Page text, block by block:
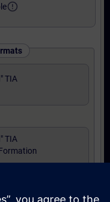
error_outline
TIA
TIA